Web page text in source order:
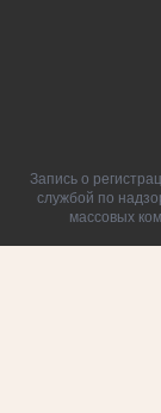
Запись о
службой по
массовых